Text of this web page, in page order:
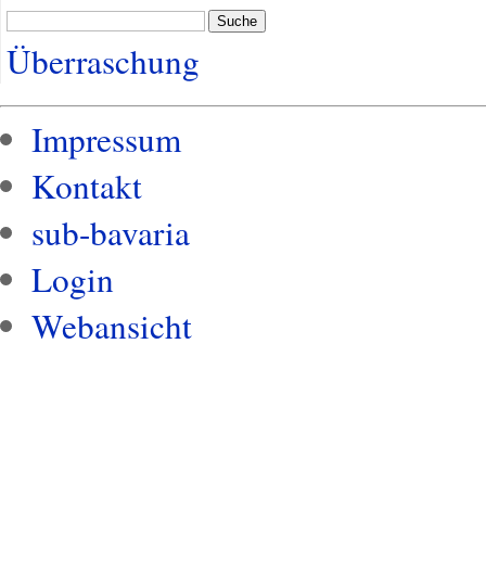
Suche
Überraschung
Impressum
Kontakt
sub-bavaria
Login
Webansicht